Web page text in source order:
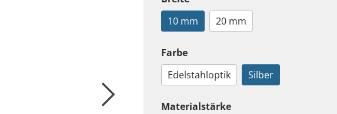
10 mm
20 mm
Farbe
Edelstahloptik
Silber
Materialstärke